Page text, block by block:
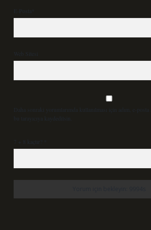
E-Posta*
Web Sitesi
Daha sonraki yorumlarımda kullanılması için adım, e-posta
bu tarayıcıya kaydedilsin.
7 + 8 kaçtır?